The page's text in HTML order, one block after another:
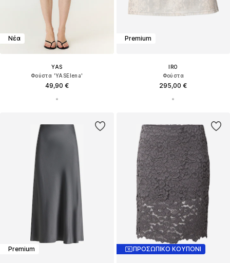
Νέα
YAS
Φούστα 'YASElena'
49,90 €
Premium
IRO
Φούστα
295,00 €
Premium ΠΡΟΣΩΠΙΚΟ ΚΟΥΠΟΝΙ